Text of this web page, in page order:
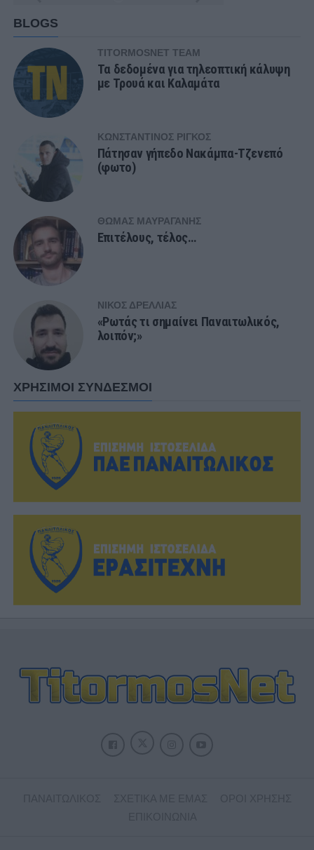
BLOGS
TITORMOSNET TEAM
Τα δεδομένα για τηλεοπτική κάλυψη
με Τρουά και Καλαμάτα
ΚΩΝΣΤΑΝΤΊΝΟΣ ΡΊΓΚΟΣ
Πάτησαν γήπεδο Νακάμπα-Τζενεπό
(φωτο)
ΘΩΜΆΣ ΜΑΥΡΑΓΆΝΗΣ
Επιτέλους, τέλος…
ΝΊΚΟΣ ΔΡΈΛΛΙΑΣ
«Ρωτάς τι σημαίνει Παναιτωλικός,
λοιπόν;»
ΧΡΗΣΙΜΟΙ ΣΥΝΔΕΣΜΟΙ